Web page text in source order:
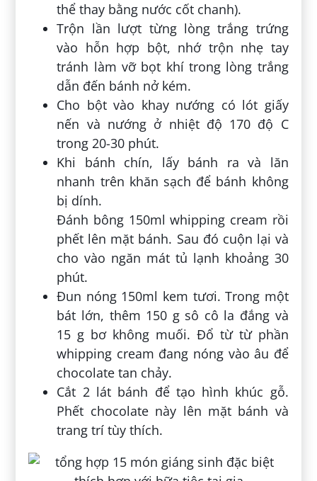
thể thay bằng nước cốt chanh).
Trộn lần lượt từng lòng trắng trứng
vào hỗn hợp bột, nhớ trộn nhẹ tay
tránh làm vỡ bọt khí trong lòng trắng
dẫn đến bánh nở kém.
Cho bột vào khay nướng có lót giấy
nến và nướng ở nhiệt độ 170 độ C
trong 20-30 phút.
Khi bánh chín, lấy bánh ra và lăn
nhanh trên khăn sạch để bánh không
bị dính.
Đánh bông 150ml whipping cream rồi
phết lên mặt bánh. Sau đó cuộn lại và
cho vào ngăn mát tủ lạnh khoảng 30
phút.
Đun nóng 150ml kem tươi. Trong một
bát lớn, thêm 150 g sô cô la đắng và
15 g bơ không muối. Đổ từ từ phần
whipping cream đang nóng vào âu để
chocolate tan chảy.
Cắt 2 lát bánh để tạo hình khúc gỗ.
Phết chocolate này lên mặt bánh và
trang trí tùy thích.